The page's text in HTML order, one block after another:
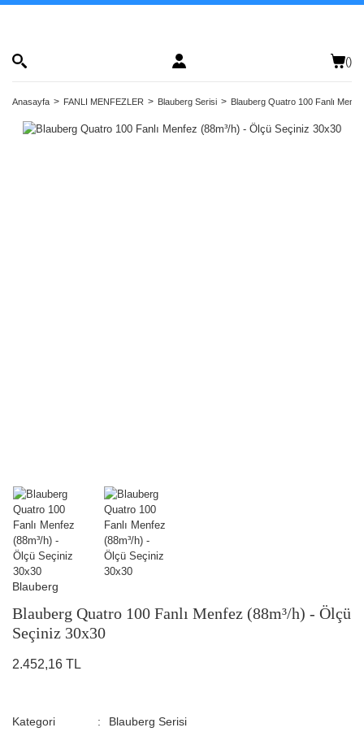
()
Anasayfa FANLI MENFEZLER Blauberg Serisi Blauberg Quatro 100 Fanlı
Blauberg
Blauberg Quatro 100 Fanlı Menfez (88m³/h) - Ölçü
Seçiniz 30x30
2.452,16 TL
Kategori
Blauberg Serisi